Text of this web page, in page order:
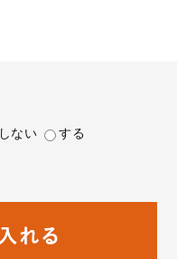
しない する